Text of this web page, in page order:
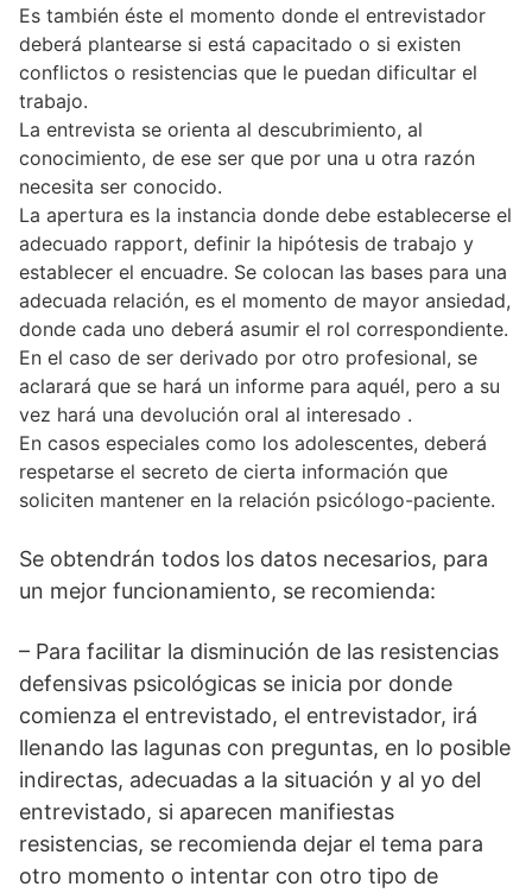
Es también éste el momento donde el entrevistador
deberá plantearse si está capacitado o si existen
conflictos o resistencias que le puedan dificultar el
trabajo.
La entrevista se orienta al descubrimiento, al
conocimiento, de ese ser que por una u otra razón
necesita ser conocido.
La apertura es la instancia donde debe establecerse el
adecuado rapport, definir la hipótesis de trabajo y
establecer el encuadre. Se colocan las bases para una
adecuada relación, es el momento de mayor ansiedad,
donde cada uno deberá asumir el rol correspondiente.
En el caso de ser derivado por otro profesional, se
aclarará que se hará un informe para aquél, pero a su
vez hará una devolución oral al interesado .
En casos especiales como los adolescentes, deberá
respetarse el secreto de cierta información que
soliciten mantener en la relación psicólogo-paciente.
Se obtendrán todos los datos necesarios, para
un mejor funcionamiento, se recomienda:
– Para facilitar la disminución de las resistencias
defensivas psicológicas se inicia por donde
comienza el entrevistado, el entrevistador, irá
llenando las lagunas con preguntas, en lo posible
indirectas, adecuadas a la situación y al yo del
entrevistado, si aparecen manifiestas
resistencias, se recomienda dejar el tema para
otro momento o intentar con otro tipo de